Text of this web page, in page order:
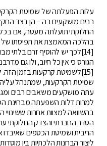
עלות הפעלתה של שמיטת
רבים מושקעים בה – הן בצד
החלוקתי תועלתה מעטה, אם
בהלכה המאמצת את תפיסתו של
[14]לכך יש להוסיף זרם בלתי
הגורס כי אין כל חיוב, ולו גם
[15]לשמיטת קרקעות בזמן הזה.
שמיטת הקרקעות, שמתנהל עליה
עתה מושקעים משאבים רבים
למרות דלות השפעתה מבחינת
בהשוואה למצוות אחרות ששינויי
הסדר החברתי והצדק החלוקתי
הריבית ושמיטת הכספים
ליצור הבחנות הלכתיות בין